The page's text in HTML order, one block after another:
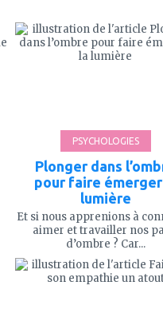
à
mes
PSYCHOLOGIES
Plonger dans
pour faire
lumière
Et si nous apprenions à
aimer et travailler nos
d’ombre ? Car...
à
mes